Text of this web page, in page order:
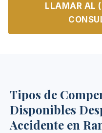
LLAMAR AL
Tipos de
Disponibles
Accidente en